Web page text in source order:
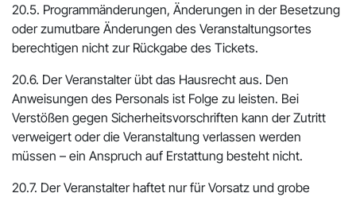
20.5. Programmänderungen, Änderungen in der Besetzung
oder zumutbare Änderungen des Veranstaltungsortes
berechtigen nicht zur Rückgabe des Tickets.
20.6. Der Veranstalter übt das Hausrecht aus. Den
Anweisungen des Personals ist Folge zu leisten. Bei
Verstößen gegen Sicherheitsvorschriften kann der Zutritt
verweigert oder die Veranstaltung verlassen werden
müssen – ein Anspruch auf Erstattung besteht nicht.
20.7. Der Veranstalter haftet nur für Vorsatz und grobe